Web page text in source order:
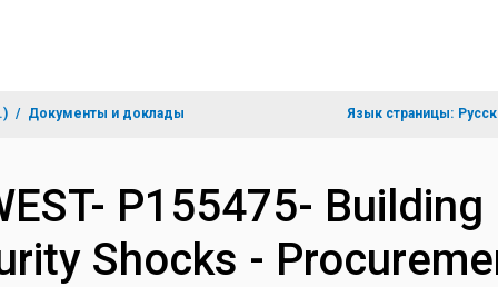
Документы и доклады Язык страницы:
P155475-
Shocks -